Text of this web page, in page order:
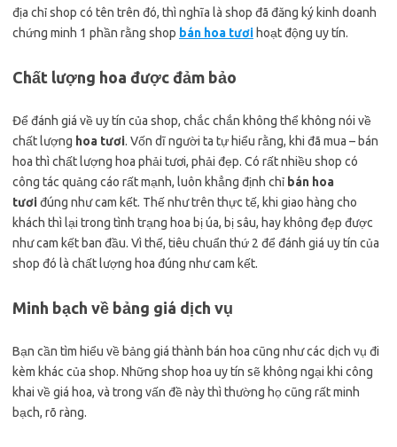
địa chỉ shop có tên trên đó, thì nghĩa là shop đã đăng ký kinh doanh
chứng minh 1 phần rằng shop bán hoa tươi hoạt động uy tín.
Chất lượng hoa được đảm bảo
Để đánh giá về uy tín của shop, chắc chắn không thể không nói về
chất lượng hoa tươi. Vốn dĩ người ta tự hiểu rằng, khi đã mua – bán
hoa thì chất lượng hoa phải tươi, phải đẹp. Có rất nhiều shop có
công tác quảng cáo rất mạnh, luôn khẳng định chỉ bán hoa
tươiđúng như cam kết. Thế như trên thực tế, khi giao hàng cho
khách thì lại trong tình trạng hoa bị úa, bị sâu, hay không đẹp được
như cam kết ban đầu. Vì thế, tiêu chuẩn thứ 2 để đánh giá uy tín của
shop đó là chất lượng hoa đúng như cam kết.
Minh bạch về bảng giá dịch vụ
Bạn cần tìm hiểu về bảng giá thành bán hoa cũng như các dịch vụ đi
kèm khác của shop. Những shop hoa uy tín sẽ không ngại khi công
khai về giá hoa, và trong vấn đề này thì thường họ cũng rất minh
bạch, rõ ràng.